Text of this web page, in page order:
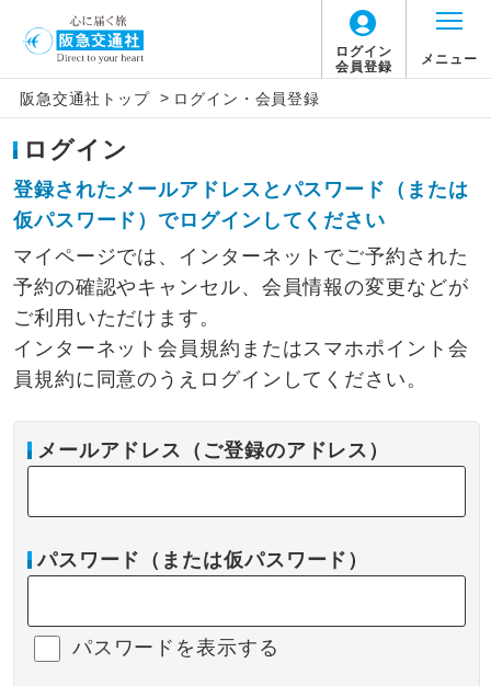
ログイン
会員登録
メニュー
阪急交通社トップ > ログイン・会員登録
ログイン
登録されたメールアドレスとパスワード（または
仮パスワード）でログインしてください
マイページでは、インターネットでご予約された
予約の確認やキャンセル、会員情報の変更などが
ご利用いただけます。
インターネット会員規約またはスマホポイント会
員規約に同意のうえログインしてください。
メールアドレス（ご登録のアドレス）
パスワード（または仮パスワード）
パスワードを表示する